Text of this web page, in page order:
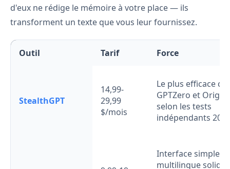
d'eux ne rédige le mémoire à votre place — ils
transforment un texte que vous leur fournissez.
Outil Tarif Force
StealthGPT
14,99-
29,99
$/mois
Le plus efficace
GPTZero et
selon les tests
indépendants
Interface simple,
multilingue solide